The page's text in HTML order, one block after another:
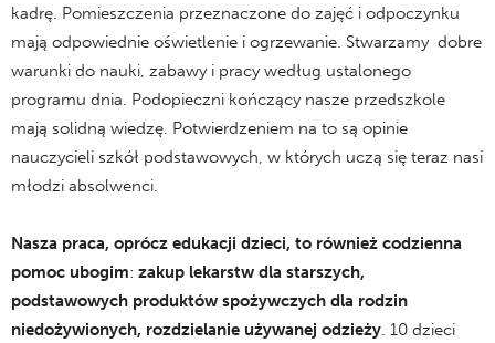
kadrę. Pomieszczenia przeznaczone do zajęć i odpoczynku
mają odpowiednie oświetlenie i ogrzewanie. Stwarzamy dobre
warunki do nauki, zabawy i pracy według ustalonego
programu dnia. Podopieczni kończący nasze przedszkole
mają solidną wiedzę. Potwierdzeniem na to są opinie
nauczycieli szkół podstawowych, w których uczą się teraz nasi
młodzi absolwenci.
Nasza praca, oprócz edukacji dzieci, to również codzienna
pomoc ubogim: zakup lekarstw dla starszych,
podstawowych produktów spożywczych dla rodzin
niedożywionych, rozdzielanie używanej odzieży. 10 dzieci